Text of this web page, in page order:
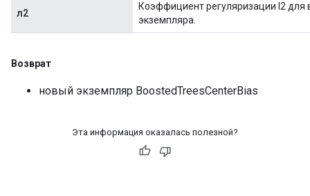
л2
Коэффициент регуляризации l2 для
экземпляра.
Возврат
новый экземпляр BoostedTreesCenterBias
Эта информация оказалась полезной?